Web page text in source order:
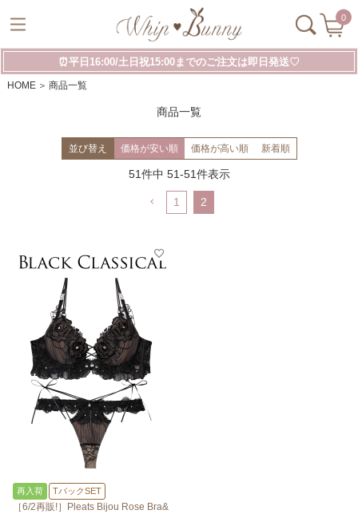
0
⏰平日16:00/土日祝15:00までのご注文は即日発送♡
HOME 商品一覧
商品一覧
並び替え 価格が安い順 価格が高い順 新着順
51件中 51-51件表示
1 2
再入荷 TバックSET
［6/2再販!］Pleats Bijou Rose Bra&